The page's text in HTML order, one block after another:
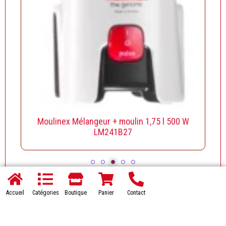
Accueil Catégories Boutique Panier Contact
Moulinex Mélangeur + moulin 1,75 l 500 W
LM241B27